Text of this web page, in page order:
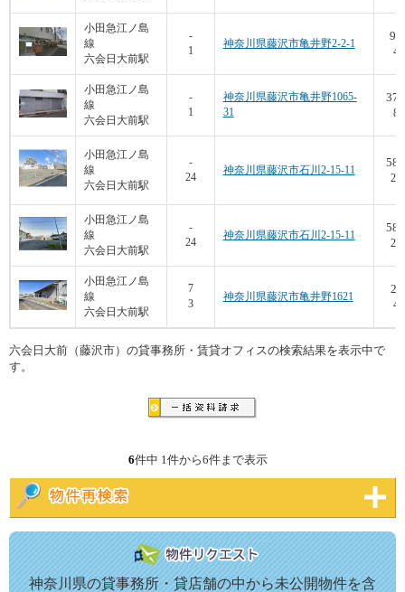
神奈川県の貸事務所・貸店舗の中から未公開物件を含
小田急江ノ島
線
六会日大前駅
-
1
神奈川県藤沢市亀井野2-2-1
小田急江ノ島
線
六会日大前駅
-
1
神奈川県藤沢市亀井野1065-
31
小田急江ノ島
線
六会日大前駅
-
24
神奈川県藤沢市石川2-15-11
小田急江ノ島
線
六会日大前駅
-
24
神奈川県藤沢市石川2-15-11
小田急江ノ島
線
六会日大前駅
7
3
神奈川県藤沢市亀井野1621
六会日大前（藤沢市）の貸事務所・賃貸オフィスの検索結果を表示中で
す。
6件中 1件から6件まで表示